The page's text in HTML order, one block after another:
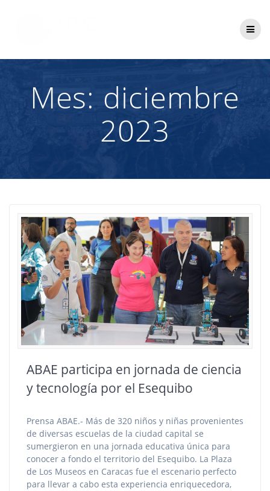
Mes: diciembre
2023
ABAE participa en jornada de ciencia
y tecnología por el Esequibo
Prensa ABAE.- Más de 320 niños y niñas provenientes
de diversas escuelas de la ciudad capital se
sumergieron en una jornada educativa única para
conocer a fondo el territorio del Esequibo. La Plaza
de Los Museos en Caracas fue el escenario perfecto
para llevar a cabo esta experiencia enriquecedora,